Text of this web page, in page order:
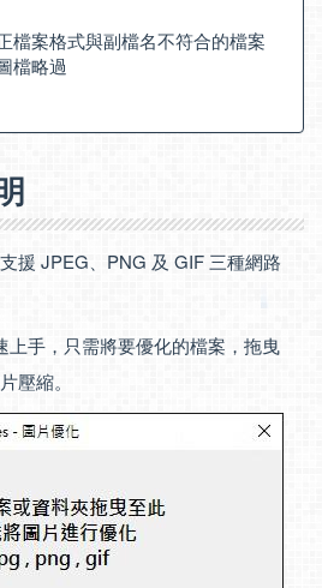
檔案格式與副檔名不符合的檔案
檔略過
援 JPEG、PNG 及 GIF 三種網路
上手，只需將要優化的檔案，拖曳
壓縮。